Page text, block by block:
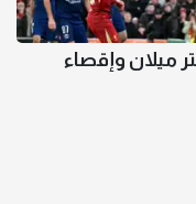
ميلان وإقصاء